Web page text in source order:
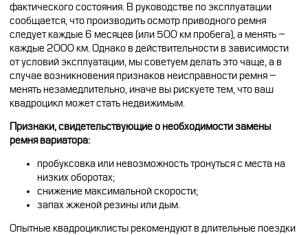
фактического состояния. В руководстве по эксплуатации
сообщается, что производить осмотр приводного ремня
следует каждые 6 месяцев (или 500 км пробега), а менять –
каждые 2000 км. Однако в действительности в зависимости
от условий эксплуатации, мы советуем делать это чаще, а в
случае возникновения признаков неисправности ремня –
менять незамедлительно, иначе вы рискуете тем, что ваш
квадроцикл может стать недвижимым.
Признаки, свидетельствующие о необходимости замены
ремня вариатора:
пробуксовка или невозможность тронуться с места на
низких оборотах;
снижение максимальной скорости;
запах жженой резины или дым.
Опытные квадроциклисты рекомендуют в длительные поездки